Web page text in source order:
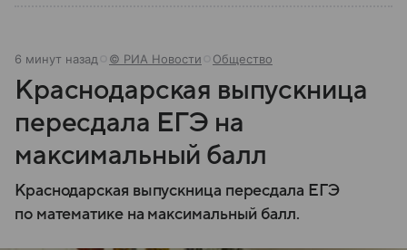
6 минут назад © РИА Новости Общество
Краснодарская выпускница
пересдала ЕГЭ на
максимальный балл
Краснодарская выпускница пересдала ЕГЭ
по математике на максимальный балл.